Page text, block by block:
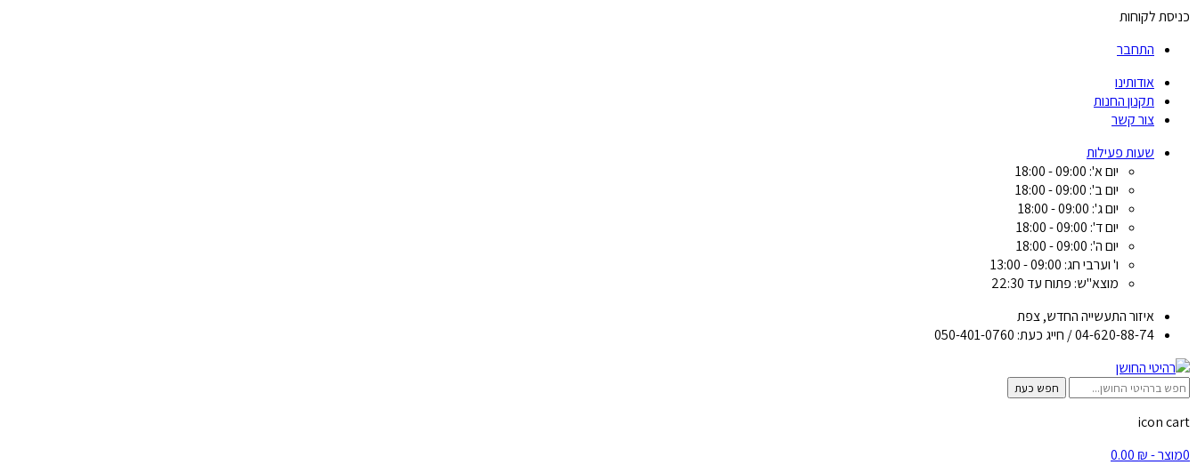
כניסת לקוחות
התחבר
אודותינו
תקנון החנות
צור קשר
שעות פעילות
יום א': 09:00 - 18:00
יום ב': 09:00 - 18:00
יום ג': 09:00 - 18:00
יום ד': 09:00 - 18:00
יום ה': 09:00 - 18:00
ו' וערבי חג: 09:00 - 13:00
מוצא"ש: פתוח עד 22:30
איזור התעשייה החדש, צפת
04-620-88-74 / חייג כעת: 050-401-0760
חפש כעת
icon cart
0מוצר - 0.00 ₪